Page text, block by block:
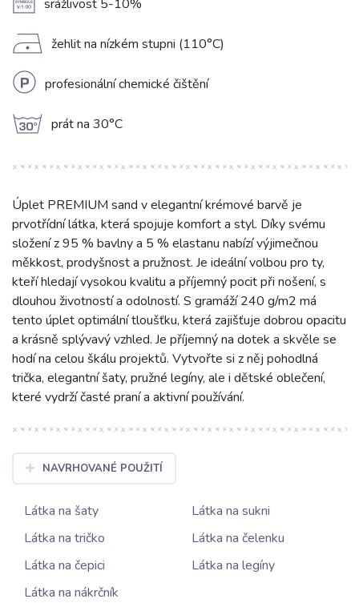
A srážlivost 5-10%
D žehlit na nízkém stupni (110°C)
L profesionální chemické čištění
g prát na 30°C
Úplet PREMIUM sand v elegantní krémové barvě je
prvotřídní látka, která spojuje komfort a styl. Díky svému
složení z 95 % bavlny a 5 % elastanu nabízí výjimečnou
měkkost, prodyšnost a pružnost. Je ideální volbou pro ty,
kteří hledají vysokou kvalitu a příjemný pocit při nošení, s
dlouhou životností a odolností. S gramáží 240 g/m2 má
tento úplet optimální tloušťku, která zajišťuje dobrou opacitu
a krásně splývavý vzhled. Je příjemný na dotek a skvěle se
hodí na celou škálu projektů. Vytvořte si z něj pohodlná
trička, elegantní šaty, pružné legíny, ale i dětské oblečení,
které vydrží časté praní a aktivní používání.
NAVRHOVANÉ POUŽITÍ
Látka na šaty
Látka na sukni
Látka na tričko
Látka na čelenku
Látka na čepici
Látka na legíny
Látka na nákrčník